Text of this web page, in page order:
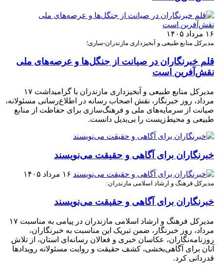
۱۶ مرداد ۱۴۰۵
مدیرکل منابع طبیعی و آبخیزداری مازندران-ساری؛
قلم خبرنگاران در صیانت از جنگل‌ها و عرصه‌های ملی
نقش‌آفرین است
مدیرکل منابع طبیعی و آبخیزداری مازندران با گرامیداشت ۱۷
مرداد، روز خبرنگار، نقش اصحاب رسانه در اطلاع‌رسانی مسئولانه،
صیانت از سرمایه‌های ملی و فرهنگ‌سازی برای حفاظت از منابع
طبیعی و محیط‌زیست را بی‌بدیل دانست.
خبرنگاران برای آگاهی و حقیقت می‌نویسند
۱۶ مرداد ۱۴۰۵
مدیرکل فرهنگ و ارشاد اسلامی مازندران:
خبرنگاران برای آگاهی و حقیقت می‌نویسند
مدیرکل فرهنگ و ارشاد اسلامی مازندران در پیامی به مناسبت ۱۷
مرداد، روز خبرنگار، ضمن تبریک این مناسبت به خبرنگاران،
روزنامه‌نگاران، عکاسان خبری و فعالان رسانه‌ای استان، از تلاش
آنان برای آگاهی‌بخشی، کشف حقیقت و روایت مسئولانه رویدادها
قدردانی کرد.